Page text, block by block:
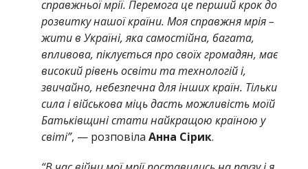
справжньої мрії. Перемога це перший крок до
розвитку нашої країни. Моя справжня мрія –
жити в Україні, яка самостійна, багата,
впливова, піклується про своїх громадян, має
високий рівень освіти та технологій і,
звичайно, небезпечна для інших країн. Тільки
сила і військова міць дасть можливість моїй
Батьківщині стати найкращою країною у
світі”, — розповіла Анна Сірик.